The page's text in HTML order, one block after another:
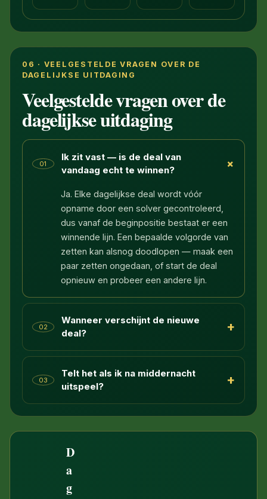
06 · VEELGESTELDE VRAGEN OVER DE
DAGELIJKSE UITDAGING
Veelgestelde vragen over de
dagelijkse uitdaging
01
Ik zit vast — is de deal van
vandaag echt te winnen?
+
Ja. Elke dagelijkse deal wordt vóór
opname door een solver gecontroleerd,
dus vanaf de beginpositie bestaat er een
winnende lijn. Een bepaalde volgorde van
zetten kan alsnog doodlopen — maak een
paar zetten ongedaan, of start de deal
opnieuw en probeer een andere lijn.
02
Wanneer verschijnt de nieuwe
deal?
+
03
Telt het als ik na middernacht
uitspeel?
+
D
a
g